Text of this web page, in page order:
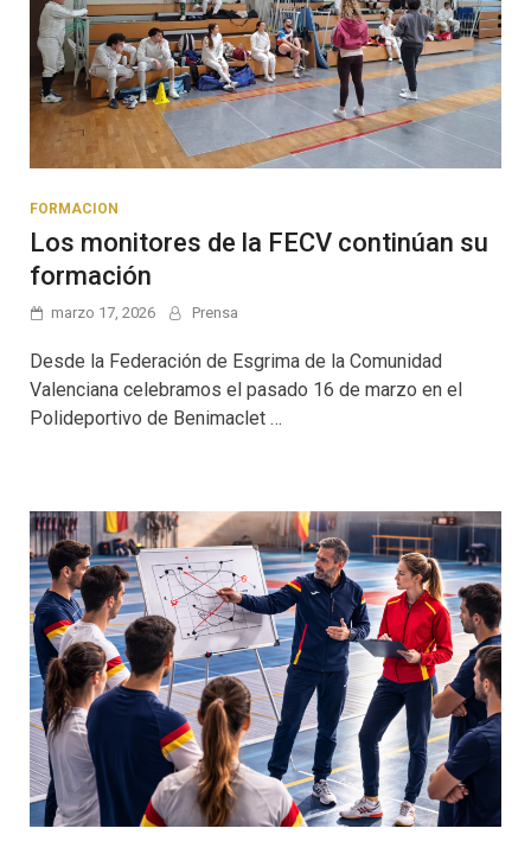
FORMACION
Los monitores de la FECV continúan su
formación
marzo 17, 2026 Prensa
Desde la Federación de Esgrima de la Comunidad
Valenciana celebramos el pasado 16 de marzo en el
Polideportivo de Benimaclet …